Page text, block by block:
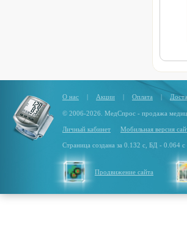
О нас | Акции | Оплата |
© 2006-2026. МедСпрос - продажа
Личный кабинет Мобильная версия
Страница создана за 0.132 с, БД - 0.064 с
Продвижение сайта